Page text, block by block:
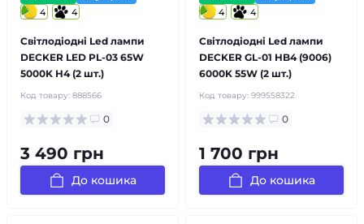
4 4
Світлодіодні Led лампи
DECKER LED PL-03 65W
5000K H4 (2 шт.)
Код товару: 888566
0
3 490 грн
До кошика
4 4
Світлодіодні Led лампи
DECKER GL-01 HB4 (9006)
6000K 55W (2 шт.)
Код товару: 999558322
0
1 700 грн
До кошика